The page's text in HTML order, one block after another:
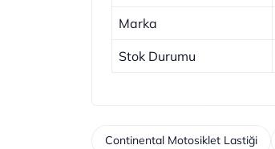
Marka
Stok Durumu
Continental Motosiklet Lastiği